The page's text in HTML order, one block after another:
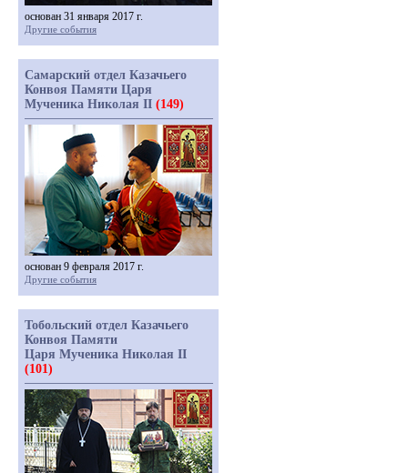
основан 31 января 2017 г.
Другие события
Самарский отдел Казачьего
Конвоя Памяти Царя
Мученика Николая II (149)
основан 9 февраля 2017 г.
Другие события
Тобольский отдел Казачьего
Конвоя Памяти
Царя Мученика Николая II
(101)